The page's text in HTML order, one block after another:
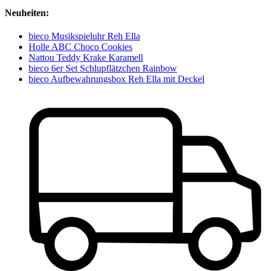
Neuheiten:
bieco Musikspieluhr Reh Ella
Holle ABC Choco Cookies
Nattou Teddy Krake Karamell
bieco 6er Set Schlupflätzchen Rainbow
bieco Aufbewahrungsbox Reh Ella mit Deckel